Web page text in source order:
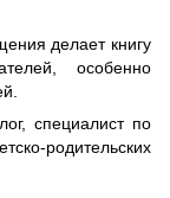
делает книгу
особенно
специалист по
родительских